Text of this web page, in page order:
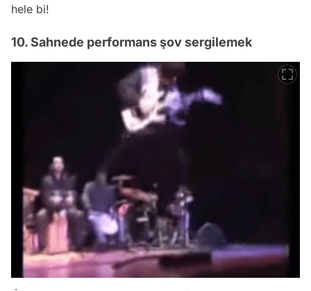
hele bi!
10. Sahnede performans şov sergilemek